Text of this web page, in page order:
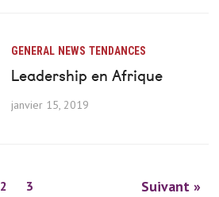
GENERAL NEWS TENDANCES
Leadership en Afrique
janvier 15, 2019
2 3 Suivant »